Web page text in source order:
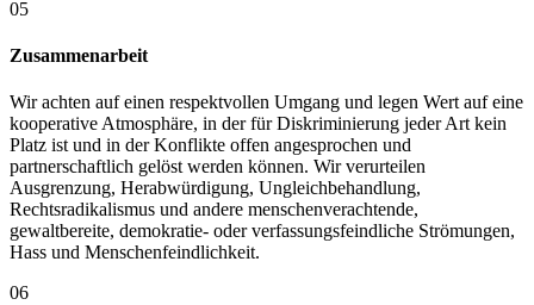
05
Zusammenarbeit
Wir achten auf einen respektvollen Umgang und legen Wert auf eine
kooperative Atmosphäre, in der für Diskriminierung jeder Art kein
Platz ist und in der Konflikte offen angesprochen und
partnerschaftlich gelöst werden können. Wir verurteilen
Ausgrenzung, Herabwürdigung, Ungleichbehandlung,
Rechtsradikalismus und andere menschenverachtende,
gewaltbereite, demokratie- oder verfassungsfeindliche Strömungen,
Hass und Menschenfeindlichkeit.
06